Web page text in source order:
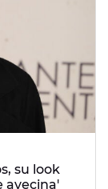
su look
avecina'